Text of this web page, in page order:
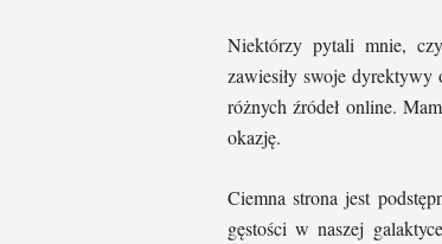
Niektórzy pytali mnie,
zawiesiły swoje dyrektywy
różnych źródeł online.
okazję.
Ciemna strona jest
gęstości w naszej